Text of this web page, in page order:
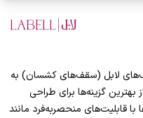
لابل (سقف‌های کشسان) به
بهترین گزینه‌ها برای طراحی
قابلیت‌های منحصربه‌فرد مانند